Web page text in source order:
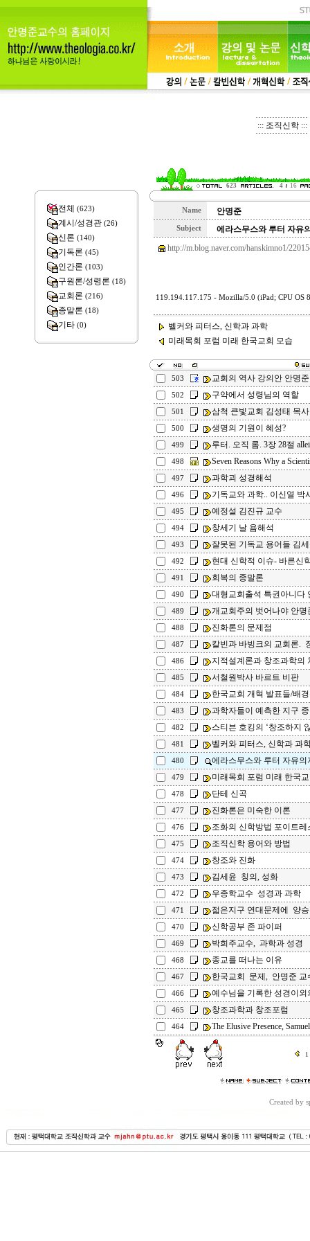
::: 조직신학 :::
623 4 16
전체 (623)
계시/성경관 (26)
신론 (140)
기독론 (45)
인간론 (103)
구원론/성령론 (18)
교회론 (216)
종말론 (18)
기타 (0)
Name 안명준
Subject
에라스무스와 루터 자유
http://m.blog.naver.com/hanskimno1/
119.194.117.175 - Mozilla/5.0 (iPad; CPU
벨커와 피터스, 신학과 과학
미래목회 포럼 미래 한국교회 모습
503 교회의 역사 강의안 안명준
502 구약에서 성령님의 역할
501 삼척 큰빛교회 김성태 목사
500 생명의 기원이 혜성?
499 루터. 오직 롬. 3장 28절
498 Seven Reasons Why a
497 과학괴 성경해석
496 기독교와 과학.. 이신열 박
495 예정설 김진규 교수
494 창세기 날 욤해석
493 잘못된 기독교 용어들 김
492 현대 신학적 이슈- 바른신
491 회복의 종말론
490 대형교회출석 특권아니다
489 개교회주의 벗어나야 안명
488 진화론의 문제점
487 칼빈과 바빙크의 교회론.
486 지적설계론과 창조과학의
485 서철원박사 바르트 비판
484 한국교회 개혁 발표들/배
483 과학자들이 예측한 지구
482 스티븐 호킹의 ‘창조하지
481 벨커와 피터스, 신학과 과
480 에라스무스와 루터 자유의
479 미래목회 포럼 미래 한국
478 단테 신곡
477 진화론은 미숙한 이론
476 조화의 신학방법 포이트레
475 조직신학 용어와 방법
474 창조와 진화
473 김세윤 칭의, 성화
472 우종학교수 성경과 과학
471 젋은지구 연대문제에 양
470 신학공부 존 파이퍼
469 박희주교수, 과학과 성경
468 종교를 떠나는 이유
467 한국교회 문제, 안명준 교
466 예수님을 기록한 성경이외
465 창조과학과 창조포럼
464 The Elusive Presence,
1
Created by